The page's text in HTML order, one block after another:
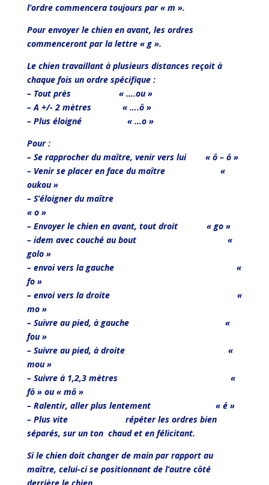
l’ordre commencera toujours par « m ».
Pour envoyer le chien en avant, les ordres
commenceront par la lettre « g ».
Le chien travaillant à plusieurs distances reçoit à
chaque fois un ordre spécifique :
– Tout près « ….ou »
– A +/- 2 mètres « ….ô »
– Plus éloigné « …o »
Pour :
– Se rapprocher du maître, venir vers lui « ô – ô »
– Venir se placer en face du maître «
oukou »
– S’éloigner du maître
« o »
– Envoyer le chien en avant, tout droit « go »
– idem avec couché au bout «
golo »
– envoi vers la gauche «
fo »
– envoi vers la droite «
mo »
– Suivre au pied, à gauche «
fou »
– Suivre au pied, à droite «
mou »
– Suivre à 1,2,3 mètres «
fô » ou « mô »
– Ralentir, aller plus lentement « é »
– Plus vite répéter les ordres bien
séparés, sur un tonchaud et en félicitant.
Si le chien doit changer de main par rapport au
maître, celui-ci se positionnant de l’autre côté